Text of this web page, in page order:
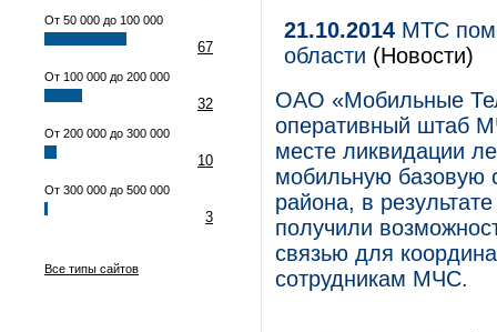
От 50 000 до 100 000
67
От 100 000 до 200 000
32
От 200 000 до 300 000
10
От 300 000 до 500 000
3
Все типы сайтов
21.10.2014 МТС
области (Новости)
ОАО «Мобильные
оперативный штаб
месте ликвидации
мобильную базовую
района, в
получили
связью для
сотрудникам МЧС.